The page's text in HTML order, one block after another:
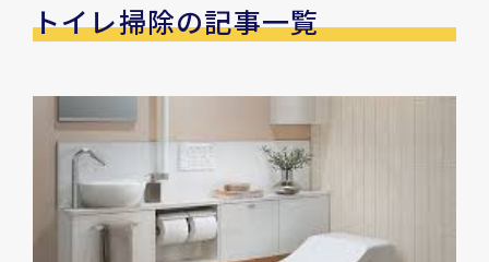
トイレ掃除の記事一覧